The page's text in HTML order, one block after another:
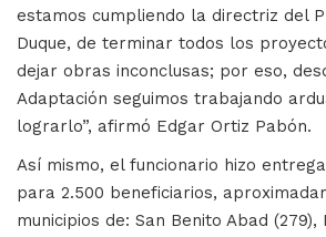
estamos cumpliendo la directriz del
Duque, de terminar todos los
dejar obras inconclusas; por eso,
Adaptación seguimos trabajando
lograrlo”, afirmó Edgar Ortiz Pabón.
Así mismo, el funcionario hizo
para 2.500 beneficiarios,
municipios de: San Benito Abad (279),